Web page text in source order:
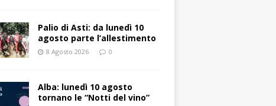
Palio di Asti: da lunedì 10
agosto parte l’allestimento
8 Agosto 2026 0
Alba: lunedì 10 agosto
tornano le “Notti del vino”